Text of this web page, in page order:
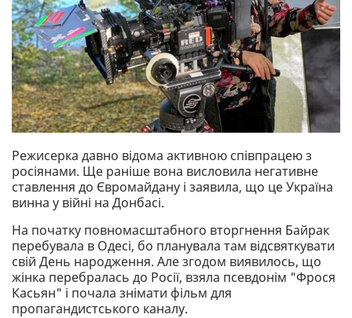
Режисерка давно відома активною співпрацею з
росіянами. Ще раніше вона висловила негативне
ставлення до Євромайдану і заявила, що це Україна
винна у війні на Донбасі.
На початку повномасштабного вторгнення Байрак
перебувала в Одесі, бо планувала там відсвяткувати
свій День народження. Але згодом виявилось, що
жінка перебралась до Росії, взяла псевдонім "Фрося
Касьян" і почала знімати фільм для
пропагандистського каналу.